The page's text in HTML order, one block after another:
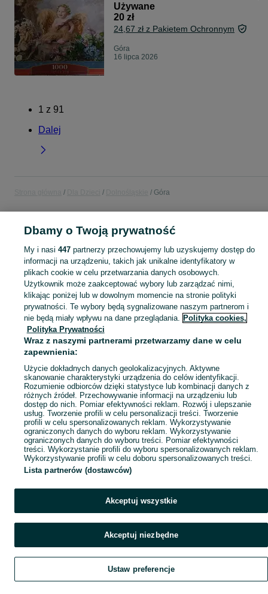
Używane
20 zł
24,67 zł z Pakietem Ochronnym
Góra
16 lipca 2026
1 z 91
Dalej
Góra
DLA DZIECI
KATEGORIA
Zakupy dla Twojej pociechy mogą być dziecinnie proste! Znajdź to, czego potrzebujesz w kategorii Dla Dzieci na OLX - Góra i okolice! Zobacz
Mapa kategorii
Mapa miejscowości
Mapa ministron
Szukaj Obserwujesz Dodaj Czat Konto
Dbamy o Twoją prywatność
My i nasi 447partnerzy przechowujemy lub uzyskujemy dostęp do
informacji na urządzeniu, takich jak unikalne identyfikatory w
plikach cookie w celu przetwarzania danych osobowych.
Użytkownik może zaakceptować wybory lub zarządzać nimi,
klikając poniżej lub w dowolnym momencie na stronie polityki
prywatności. Te wybory będą sygnalizowane naszym partnerom i
nie będą miały wpływu na dane przeglądania. Polityka cookies,
Polityka Prywatności
Wraz z naszymi partnerami przetwarzamy dane w celu
zapewnienia:
Użycie dokładnych danych geolokalizacyjnych. Aktywne
skanowanie charakterystyki urządzenia do celów identyfikacji.
Rozumienie odbiorców dzięki statystyce lub kombinacji danych z
różnych źródeł. Przechowywanie informacji na urządzeniu lub
dostęp do nich. Pomiar efektywności reklam. Rozwój i ulepszanie
usług. Tworzenie profili w celu personalizacji treści. Tworzenie
profili w celu spersonalizowanych reklam. Wykorzystywanie
ograniczonych danych do wyboru reklam. Wykorzystywanie
ograniczonych danych do wyboru treści. Pomiar efektywności
treści. Wykorzystanie profili do wyboru spersonalizowanych reklam.
Wykorzystywanie profili w celu doboru spersonalizowanych treści.
Lista partnerów (dostawców)
Akceptuj wszystkie
Akceptuj niezbędne
Ustaw preferencje